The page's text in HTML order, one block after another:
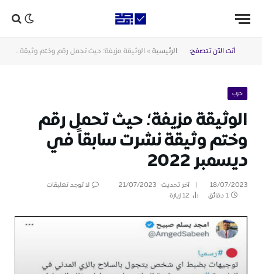
أنت الآن تتصفح: الرئيسية » الوثيقة مزيفة؛ حيث تحمل رقم وختم وثيقة نشرت سابقاً في ديسمبر 2022
حرب
الوثيقة مزيفة؛ حيث تحمل رقم
وختم وثيقة نشرت سابقاً في
ديسمبر 2022
18/07/2023 آخر تحديث: 21/07/2023
لا توجد تعليقات
1 دقائق
12زيارة